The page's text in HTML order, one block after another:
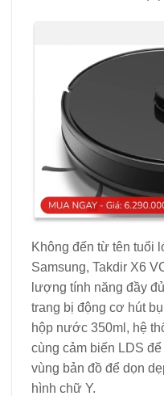
Không đến từ tên tuổi
Samsung, Takdir X6
lượng tính năng đầy
trang bị động cơ hút
hộp nước 350ml, hệ
cùng cảm biến LDS
vùng bản đồ để dọn
hình chữ Y.